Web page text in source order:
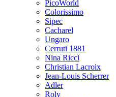
PicoWorld
Colorissimo
Sipec
Cacharel
Ungaro
Cerruti 1881
Nina Ricci
Christian Lacroix
Jean-Louis Scherrer
Adler
Roly